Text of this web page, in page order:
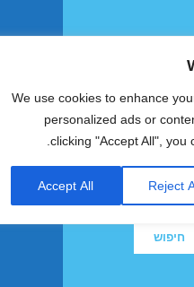
We use cookies to enhance
personalized ads or
clicking "Accept All", you
Reject
Accept All
חיפוש